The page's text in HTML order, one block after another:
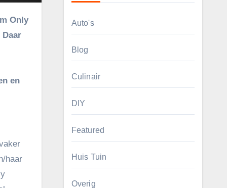
en
haar
Auto's
Blog
Culinair
DIY
Featured
Huis Tuin
Overig